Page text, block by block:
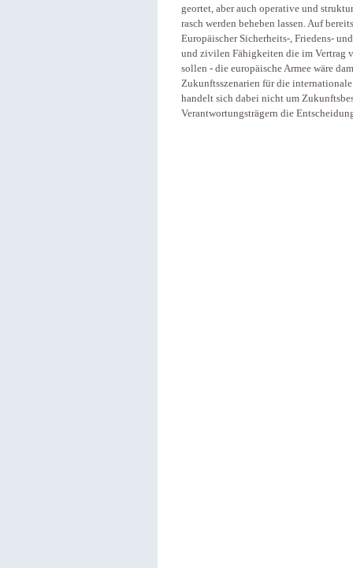
geortet, aber auch operative und
rasch werden beheben lassen. Auf
Europäischer Sicherheits-, Friedens-
und zivilen Fähigkeiten die im Vertrag
sollen - die europäische Armee wäre
Zukunftsszenarien für die
handelt sich dabei nicht um
Verantwortungsträgern die